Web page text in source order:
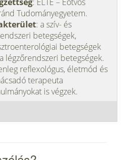
Tudományegyetem.
: a szív- és
betegségek,
betegségek
légzőrendszeri betegségek.
reflexológus, életmód és
terapeuta
is végzek.